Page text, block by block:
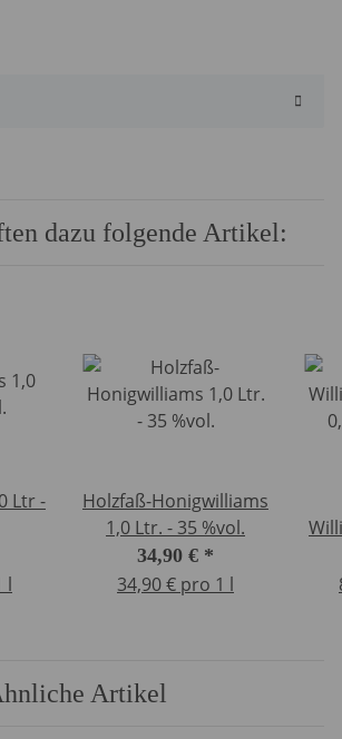
dazu folgende Artikel:
Ltr -
l
Holzfaß-Honigwilliams
1,0 Ltr. - 35 %vol.
34,90 € *
34,90 € pro 1 l
Artikel